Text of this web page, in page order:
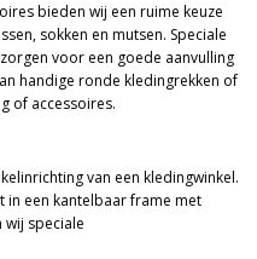
bieden wij een ruime keuze
sokken en mutsen. Speciale
voor een goede aanvulling
handige ronde kledingrekken of
of accessoires.
van een kledingwinkel.
in een kantelbaar frame met
speciale